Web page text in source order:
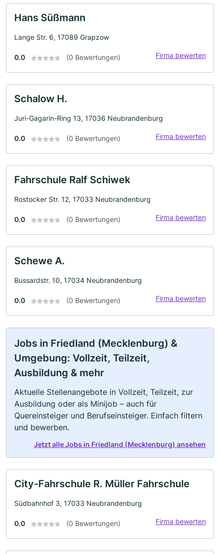
Hans Süßmann
Lange Str. 6, 17089 Grapzow
0.0 (0 Bewertungen) Firma bewerten
Schalow H.
Juri-Gagarin-Ring 13, 17036 Neubrandenburg
0.0 (0 Bewertungen) Firma bewerten
Fahrschule Ralf Schiwek
Rostocker Str. 12, 17033 Neubrandenburg
0.0 (0 Bewertungen) Firma bewerten
Schewe A.
Bussardstr. 10, 17034 Neubrandenburg
0.0 (0 Bewertungen) Firma bewerten
Jobs in Friedland (Mecklenburg) &
Umgebung: Vollzeit, Teilzeit,
Ausbildung & mehr
Aktuelle Stellenangebote in Vollzeit, Teilzeit, zur
Ausbildung oder als Minijob – auch für
Quereinsteiger und Berufseinsteiger. Einfach filtern
und bewerben.
Jetzt alle Jobs in Friedland (Mecklenburg) ansehen
City-Fahrschule R. Müller Fahrschule
Südbahnhof 3, 17033 Neubrandenburg
0.0 (0 Bewertungen) Firma bewerten